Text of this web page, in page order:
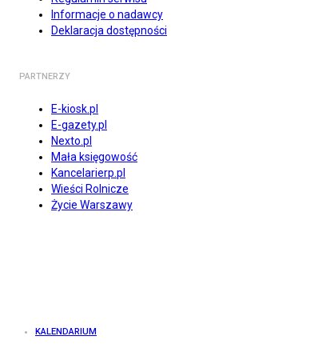
Informacje o nadawcy
Deklaracja dostępności
PARTNERZY
E-kiosk.pl
E-gazety.pl
Nexto.pl
Mała księgowość
Kancelarierp.pl
Wieści Rolnicze
Życie Warszawy
KALENDARIUM